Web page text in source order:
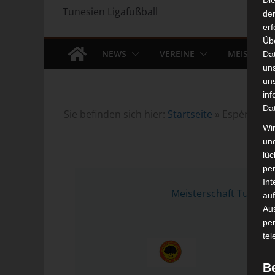
Tunesien Ligafußball
NEWS VEREINE
Sie befinden sich hier: Startseite » Espérance
Meisterschaft